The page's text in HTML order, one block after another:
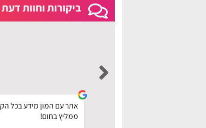
ביקורות וחוות דעת
אתר עם המון מידע בכל
ממליץ בחום!